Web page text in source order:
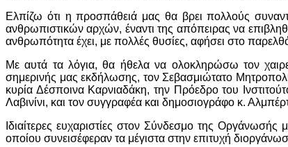
Ελπίζω ότι η προσπάθειά μας θα βρει πολλούς
ανθρωπιστικών αρχών, έναντι της απόπειρας να
ανθρωπότητα έχει, με πολλές θυσίες, αφήσει στο
Με αυτά τα λόγια, θα ήθελα να ολοκληρώσω τον
σημερινής μας εκδήλωσης, τον Σεβασμιώτατο
κυρία Δέσποινα Καρνιαδάκη, την Πρόεδρο του
Λαβινίνι, και τον συγγραφέα και δημοσιογράφο κ.
Ιδιαίτερες ευχαριστίες στον Σύνδεσμο της
οποίου συνεισέφεραν τα μέγιστα στην επιτυχή